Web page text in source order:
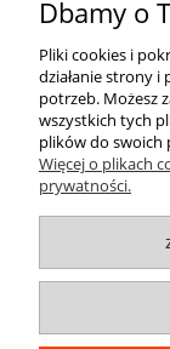
Dbamy o
Pliki cookies i
działanie strony
potrzeb. Możesz
wszystkich tych
plików do swoich
Więcej o plikach
prywatności.